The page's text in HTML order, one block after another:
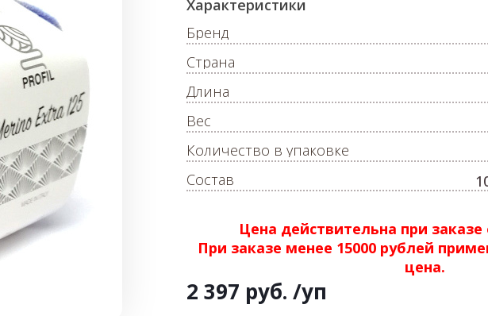
Цена действительна при заказе
При заказе менее 15000 рублей
цена.
2 397 руб. /уп
Характеристики
Бренд
Страна
Длина
Вес
Количество в упаковке
Состав